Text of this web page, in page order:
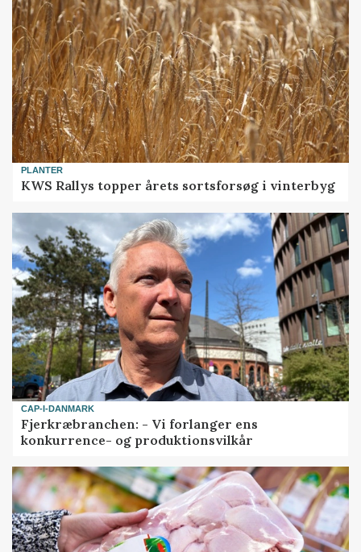
PLANTER
KWS Rallys topper årets sortsforsøg i vinterbyg
CAP-I-DANMARK
Fjerkræbranchen: - Vi forlanger ens
konkurrence- og produktionsvilkår